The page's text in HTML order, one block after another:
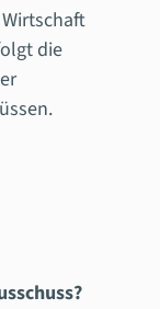
die